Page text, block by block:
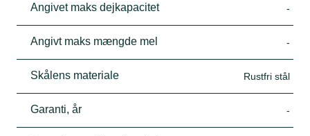
Angivet maks dejkapacitet -
Angivt maks mængde mel -
Skålens materiale Rustfri stål
Garanti, år -